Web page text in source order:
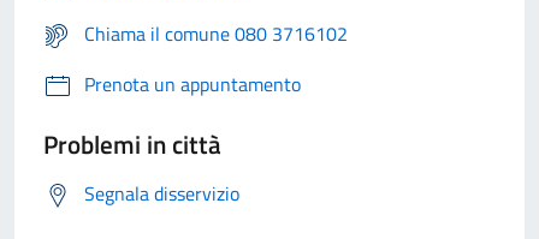
Chiama il comune 080 3716102
Prenota un appuntamento
Problemi in città
Segnala disservizio